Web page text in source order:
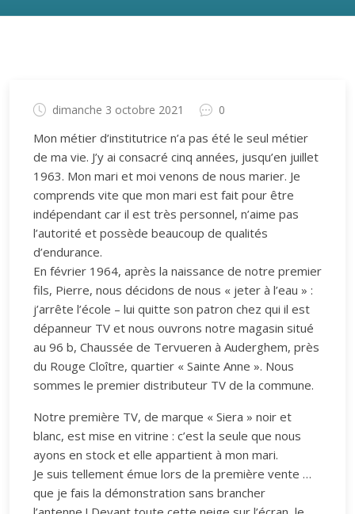
dimanche 3 octobre 2021 0
Mon métier d’institutrice n’a pas été le seul métier
de ma vie. J’y ai consacré cinq années, jusqu’en juillet
1963. Mon mari et moi venons de nous marier. Je
comprends vite que mon mari est fait pour être
indépendant car il est très personnel, n’aime pas
l’autorité et possède beaucoup de qualités
d’endurance.
En février 1964, après la naissance de notre premier
fils, Pierre, nous décidons de nous « jeter à l’eau » :
j’arrête l’école – lui quitte son patron chez qui il est
dépanneur TV et nous ouvrons notre magasin situé
au 96 b, Chaussée de Tervueren à Auderghem, près
du Rouge Cloître, quartier « Sainte Anne ». Nous
sommes le premier distributeur TV de la commune.
Notre première TV, de marque « Siera » noir et
blanc, est mise en vitrine : c’est la seule que nous
ayons en stock et elle appartient à mon mari.
Je suis tellement émue lors de la première vente …
que je fais la démonstration sans brancher